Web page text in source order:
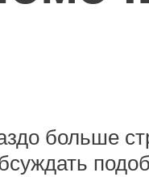
больше